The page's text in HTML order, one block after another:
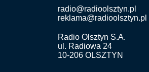
radio@radioolsztyn.pl
reklama@radioolsztyn.pl
Radio Olsztyn S.A.
ul. Radiowa 24
10-206 OLSZTYN